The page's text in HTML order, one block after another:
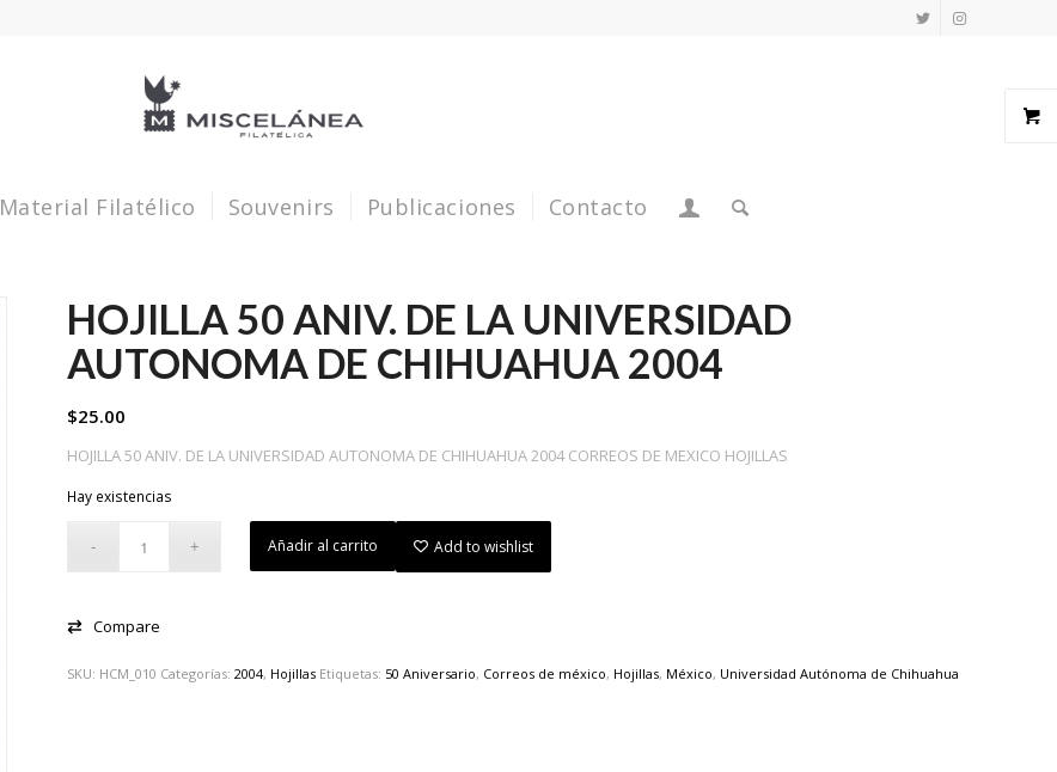
Material Filatélico Souvenirs Publicaciones Contacto
HOJILLA 50 ANIV. DE LA UNIVERSIDAD
AUTONOMA DE CHIHUAHUA 2004
$25.00
HOJILLA 50 ANIV. DE LA UNIVERSIDAD AUTONOMA DE CHIHUAHUA 2004 CORREOS DE MEXICO HOJILLAS
Hay existencias
Añadir al carrito Add to wishlist
Compare
SKU: HCM_010 Categorías:2004, Hojillas Etiquetas: 50 Aniversario, Correos de méxico, Hojillas, México, Universidad Autónoma de Chihuahua